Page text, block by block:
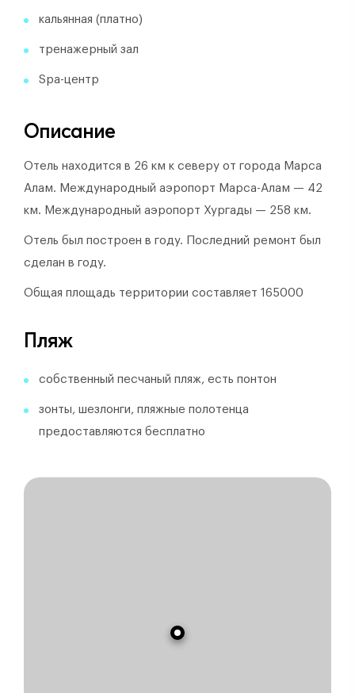
кальянная (платно)
тренажерный зал
Spa-центр
Описание
Отель находится в 26 км к северу от города Марса
Алам. Международный аэропорт Марса-Алам — 42
км. Международный аэропорт Хургады — 258 км.
Отель был построен в году. Последний ремонт был
сделан в году.
Общая площадь территории составляет 165000
Пляж
собственный песчаный пляж, есть понтон
зонты, шезлонги, пляжные полотенца
предоставляются бесплатно